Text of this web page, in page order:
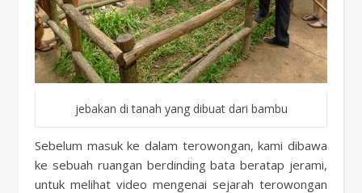
jebakan di tanah yang dibuat dari bambu
Sebelum masuk ke dalam terowongan, kami dibawa
ke sebuah ruangan berdinding bata beratap jerami,
untuk melihat video mengenai sejarah terowongan